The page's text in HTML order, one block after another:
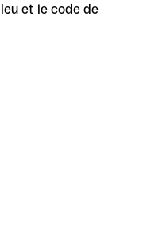
et le code de